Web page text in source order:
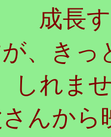
成長
、きっ
しれま
んか